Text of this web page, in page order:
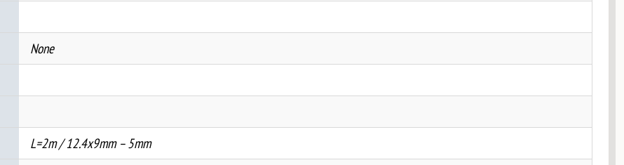
None
L=2m / 12.4x9mm – 5mm